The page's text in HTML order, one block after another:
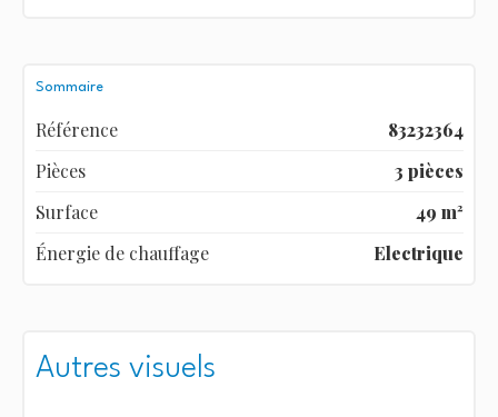
Sommaire
Référence
83232364
Pièces
3 pièces
Surface
49 m²
Énergie de chauffage
Electrique
Autres visuels